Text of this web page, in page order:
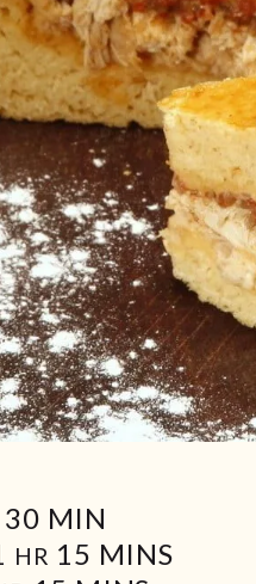
30MIN
MIN
HORA
HR 15 MIN
MINS